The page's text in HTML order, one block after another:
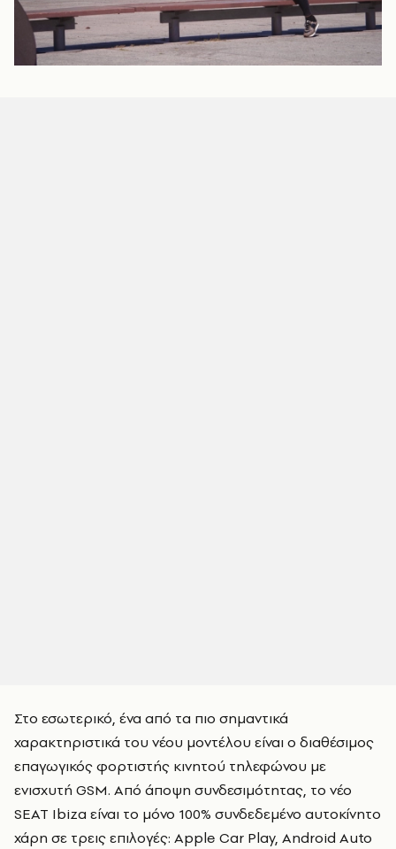
Στο εσωτερικό, ένα από τα πιο σημαντικά
χαρακτηριστικά του νέου μοντέλου είναι ο διαθέσιμος
επαγωγικός φορτιστής κινητού τηλεφώνου με
ενισχυτή GSM. Από άποψη συνδεσιμότητας, το νέο
SEAT Ibiza είναι το μόνο 100% συνδεδεμένο αυτοκίνητο
χάρη σε τρεις επιλογές: Apple Car Play, Android Auto